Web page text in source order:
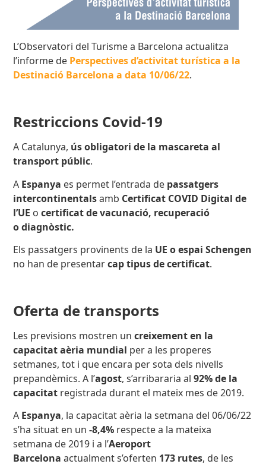
L’Observatori del Turisme a Barcelona actualitza
l’informe de Perspectives d’activitat turística a la
Destinació Barcelona a data 10/06/22.
Restriccions Covid-19
A Catalunya, ús obligatori de la mascareta al
transport públic.
A Espanya es permet l’entrada de passatgers
intercontinentalsamb Certificat COVID Digital de
l’UE ocertificat de vacunació, recuperació
o diagnòstic.
Els passatgers provinents de la UE o espai Schengen
no han de presentarcap tipus de certificat.
Oferta de transports
Les previsions mostren uncreixement en la
capacitat aèria mundial per a les properes
setmanes, tot i que encara per sota dels nivells
prepandèmics. A l’agost, s’arribararia al92% de la
capacitat registrada durant el mateix mes de 2019.
A Espanya, la capacitat aèria la setmana del 06/06/22
s’ha situat en un-8,4% respecte a la mateixa
setmana de 2019 i a l’Aeroport
Barcelona actualment s’oferten 173 rutes, de les